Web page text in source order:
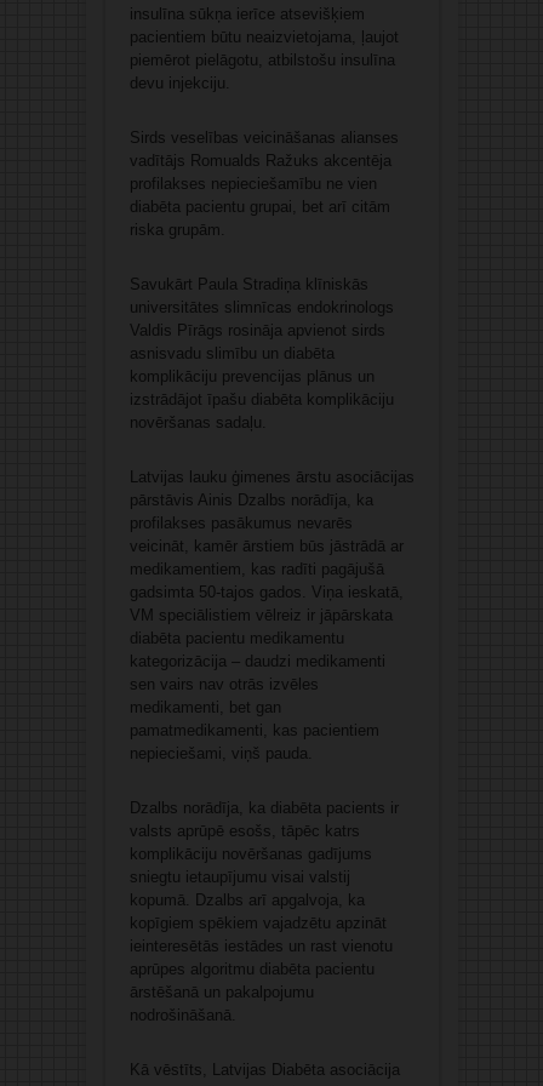
insulīna sūkņa ierīce atsevišķiem
pacientiem būtu neaizvietojama, ļaujot
piemērot pielāgotu, atbilstošu insulīna
devu injekciju.
Sirds veselības veicināšanas alianses
vadītājs Romualds Ražuks akcentēja
profilakses nepieciešamību ne vien
diabēta pacientu grupai, bet arī citām
riska grupām.
Savukārt Paula Stradiņa klīniskās
universitātes slimnīcas endokrinologs
Valdis Pīrāgs rosināja apvienot sirds
asnisvadu slimību un diabēta
komplikāciju prevencijas plānus un
izstrādājot īpašu diabēta komplikāciju
novēršanas sadaļu.
Latvijas lauku ģimenes ārstu asociācijas
pārstāvis Ainis Dzalbs norādīja, ka
profilakses pasākumus nevarēs
veicināt, kamēr ārstiem būs jāstrādā ar
medikamentiem, kas radīti pagājušā
gadsimta 50-tajos gados. Viņa ieskatā,
VM speciālistiem vēlreiz ir jāpārskata
diabēta pacientu medikamentu
kategorizācija – daudzi medikamenti
sen vairs nav otrās izvēles
medikamenti, bet gan
pamatmedikamenti, kas pacientiem
nepieciešami, viņš pauda.
Dzalbs norādīja, ka diabēta pacients ir
valsts aprūpē esošs, tāpēc katrs
komplikāciju novēršanas gadījums
sniegtu ietaupījumu visai valstij
kopumā. Dzalbs arī apgalvoja, ka
kopīgiem spēkiem vajadzētu apzināt
ieinteresētās iestādes un rast vienotu
aprūpes algoritmu diabēta pacientu
ārstēšanā un pakalpojumu
nodrošināšanā.
Kā vēstīts, Latvijas Diabēta asociācija